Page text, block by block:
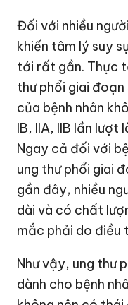
Đối với nhiều
khiến tâm lý suy
tới rất gần. Thực
thư phổi giai
của bệnh nhân
IB, IIA, IIB lần lượt
Ngay cả đối với
ung thư phổi giai
gần đây, nhiều
dài và có chất
mắc phải do điều
Như vậy, ung thư
dành cho bệnh